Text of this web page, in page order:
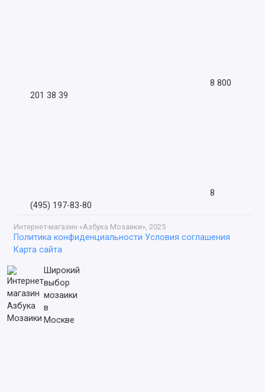
8 800
201 38 39
8
(495) 197-83-80
Интернет-магазин «Азбука Мозаики», 2025
Политика конфиденциальности Условия соглашения
Карта сайта
Широкий
выбор
мозаики
в
Москве